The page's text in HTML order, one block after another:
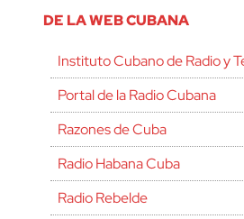
DE LA WEB CUBANA
Instituto Cubano de Radio y
Portal de la Radio Cubana
Razones de Cuba
Radio Habana Cuba
Radio Rebelde